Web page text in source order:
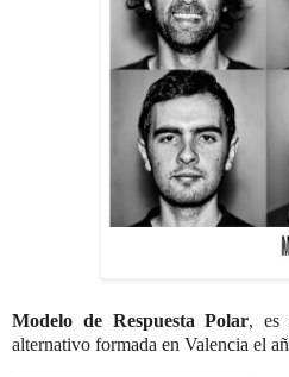
Modelo de Respuesta Polar, es
alternativo formada en Valencia el